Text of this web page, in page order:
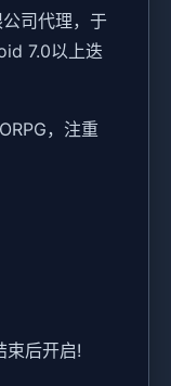
司代理，于
7.0以上迭
，注重
束后开启!